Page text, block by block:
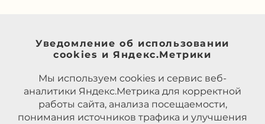
Уведомление об использовании
cookies и Яндекс.Метрики
Мы используем cookies и сервис веб-
аналитики Яндекс.Метрика для корректной
работы сайта, анализа посещаемости,
понимания источников трафика и улучшения